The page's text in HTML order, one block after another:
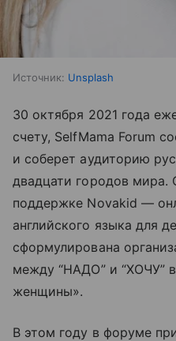
Источник: Unsplash
30 октября 2021 года
счету, SelfMama Forum
и соберет аудиторию
двадцати городов мира.
поддержке Novakid —
английского языка для
сформулирована
между “НАДО” и “ХОЧУ”
женщины».
В этом году в форуме